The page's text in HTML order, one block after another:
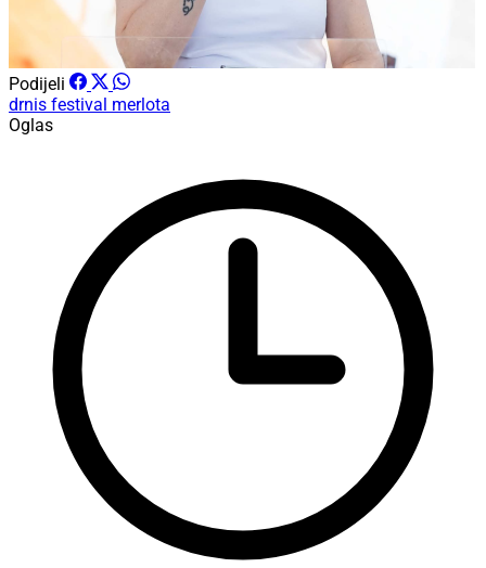
Podijeli
drnis festival merlota
Oglas